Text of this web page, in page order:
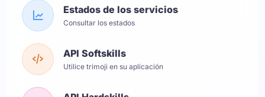
Estados de los servicios
Consultar los estados
API Softskills
Utilice trimoji en su aplicación